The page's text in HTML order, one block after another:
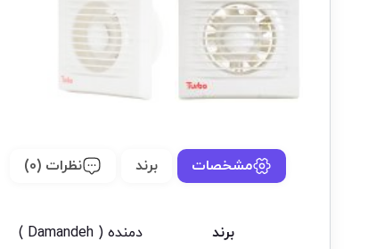
مشخصات برند نظرات (0)
برند
دمنده ( Damandeh )